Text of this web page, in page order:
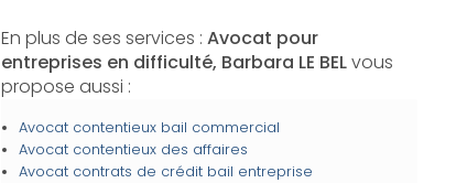
En plus de ses services : Avocat pour
entreprises en difficulté, Barbara LE BELvous
propose aussi :
Avocat contentieux bail commercial
Avocat contentieux des affaires
Avocat contrats de crédit bail entreprise